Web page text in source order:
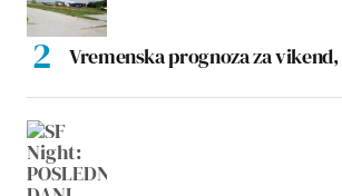
Vremenska prognoza za